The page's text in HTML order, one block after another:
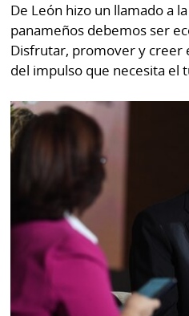
De León hizo un llamado a
panameños debemos ser
Disfrutar, promover y creer
del impulso que necesita el